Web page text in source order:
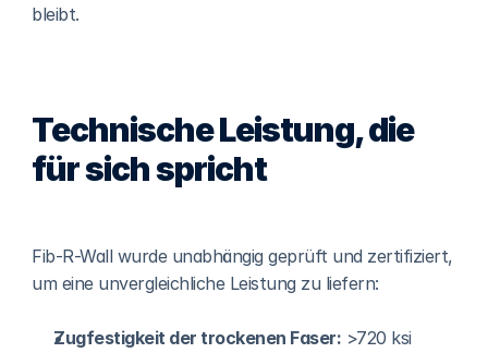
bleibt.
Technische Leistung, die
für sich spricht
Fib-R-Wall wurde unabhängig geprüft und zertifiziert,
um eine unvergleichliche Leistung zu liefern:
Zugfestigkeit der trockenen Faser: >720 ksi